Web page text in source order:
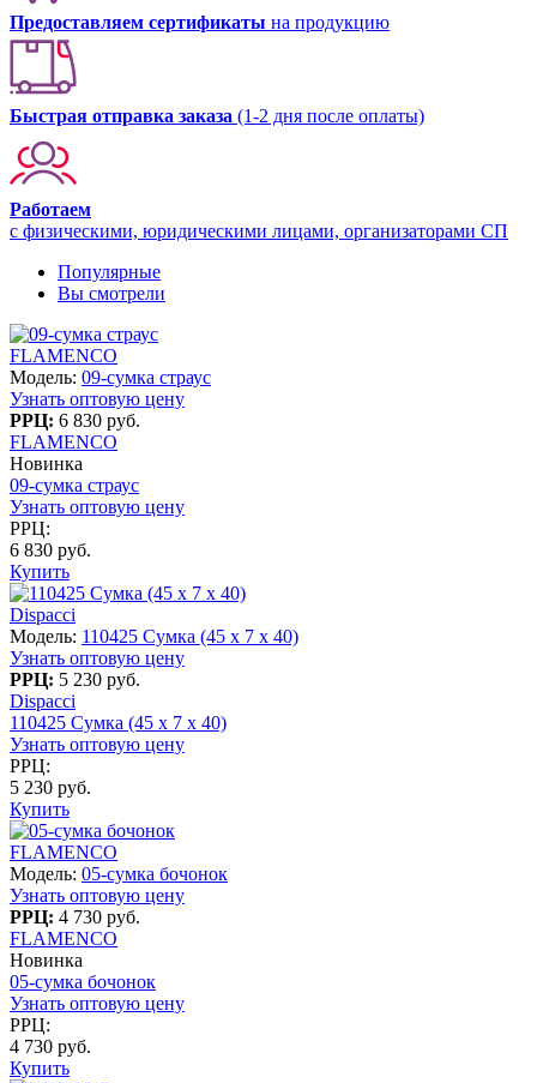
Предоставляем сертификаты на продукцию
Быстрая отправка заказа (1-2 дня после оплаты)
Работаем
с физическими, юридическими лицами, организаторами СП
Популярные
Вы смотрели
FLAMENCO
Модель: 09-сумка страус
Узнать оптовую цену
РРЦ: 6 830 руб.
FLAMENCO
Новинка
09-сумка страус
Узнать оптовую цену
РРЦ:
6 830 руб.
Купить
Dispacci
Модель: 110425 Сумка (45 х 7 х 40)
Узнать оптовую цену
РРЦ: 5 230 руб.
Dispacci
110425 Сумка (45 х 7 х 40)
Узнать оптовую цену
РРЦ:
5 230 руб.
Купить
FLAMENCO
Модель: 05-сумка бочонок
Узнать оптовую цену
РРЦ: 4 730 руб.
FLAMENCO
Новинка
05-сумка бочонок
Узнать оптовую цену
РРЦ:
4 730 руб.
Купить